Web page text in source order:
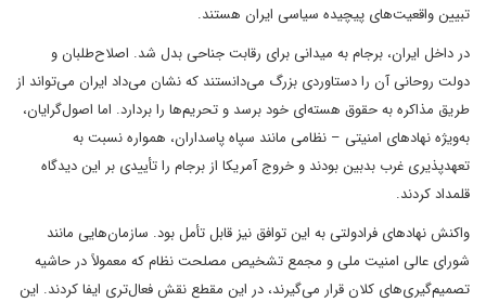
تبیین واقعیت‌های پیچیده سیاسی ایران هستند.
در داخل ایران، برجام به میدانی برای رقابت جناحی بدل شد. اصلاح‌طلبان و
دولت روحانی آن را دستاوردی بزرگ می‌دانستند که نشان می‌داد ایران می‌تواند از
طریق مذاکره به حقوق هسته‌ای خود برسد و تحریم‌ها را بردارد. اما اصول‌گرایان،
به‌ویژه نهادهای امنیتی – نظامی مانند سپاه پاسداران، همواره نسبت به
تعهدپذیری غرب بدبین بودند و خروج آمریکا از برجام را تأییدی بر این دیدگاه
قلمداد کردند.
واکنش نهادهای فرادولتی به این توافق نیز قابل تأمل بود. سازمان‌هایی مانند
شورای عالی امنیت ملی و مجمع تشخیص مصلحت نظام که معمولاً در حاشیه
تصمیم‌گیری‌های کلان قرار می‌گیرند، در این مقطع نقش فعال‌تری ایفا کردند. این